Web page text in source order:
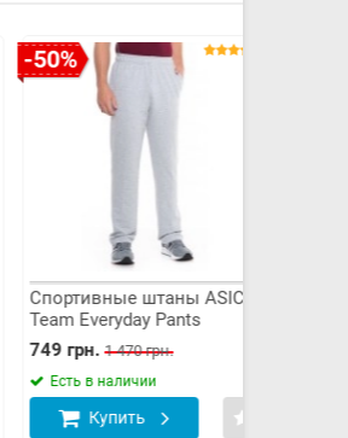
-50%
Спортивные штаны ASICS
Team Everyday Pants
749 грн. 1 470 грн.
Есть в наличии
Купить